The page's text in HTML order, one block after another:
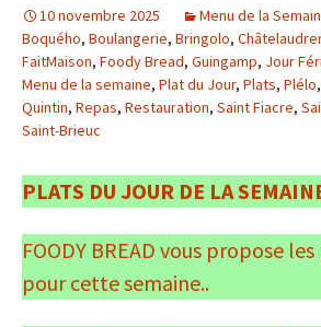
10 novembre 2025 Menu de la
Boquého, Boulangerie, Bringolo,
FaitMaison, Foody Bread, Guingamp, Jour
Menu de la semaine, Plat du Jour, Plats, Plélo,
Quintin, Repas, Restauration, Saint Fiacre,
Saint-Brieuc
PLATS DU JOUR DE LA
FOODY BREAD vous propose
pour cette semaine..